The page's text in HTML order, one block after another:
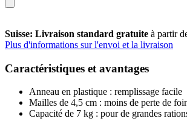
Suisse: Livraison standard gratuite à partir
Plus d'informations sur l'envoi et la livraison
Caractéristiques et avantages
Anneau en plastique : remplissage facile
Mailles de 4,5 cm : moins de perte de
Capacité de 7 kg : pour de grandes